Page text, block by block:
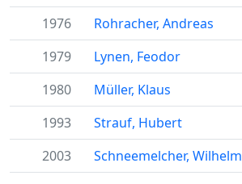
1976
Rohracher, Andreas
1979
Lynen, Feodor
1980
Müller, Klaus
1993
Strauf, Hubert
2003
Schneemelcher, Wilhelm